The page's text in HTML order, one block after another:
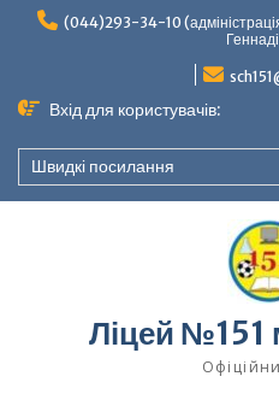
Перейти(044)293-34-10
Вхід для користувачів:
Швидкі посилання
Ліцей №151